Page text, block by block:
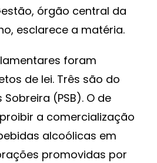
órgão central da
esclarece a matéria.
foram
de lei. Três são do
(PSB). O de
a comercialização
alcoólicas em
promovidas por